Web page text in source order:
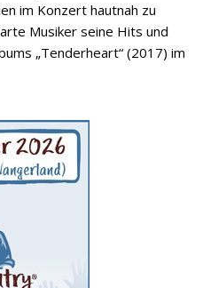
im Konzert hautnah zu
Musiker seine Hits und
„Tenderheart“ (2017) im